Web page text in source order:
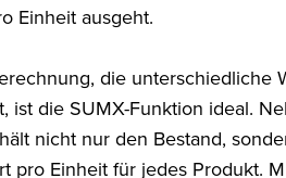
Einheit ausgeht.
die unterschiedliche
ist die SUMX-Funktion ideal.
nicht nur den Bestand,
pro Einheit für jedes Produkt.